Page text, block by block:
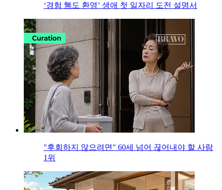
‘경험 無도 환영’ 생애 첫 일자리 도전 설명서
"후회하지 않으려면" 60세 넘어 끊어내야 할 사람
1위